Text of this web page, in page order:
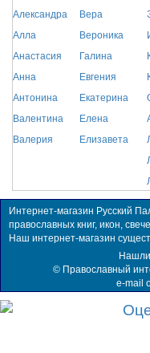
Александра
Алла
Анастасия
Анна
Антонина
Валентина
Валерия
Вера
Вероника
Галина
Евгения
Екатерина
Елена
Елизавета
Интернет-магазин Русский
православных книг, икон,
Наш интернет-магазин
© Православный
e-mail